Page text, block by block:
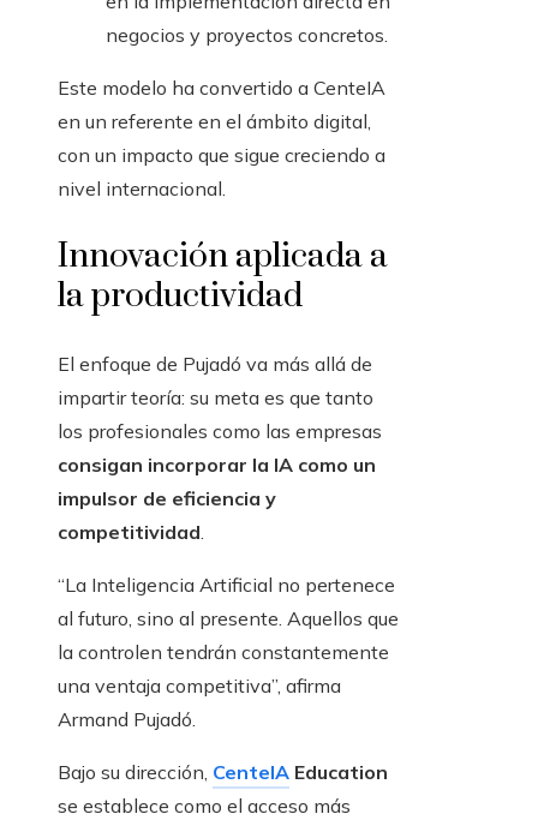
negocios y proyectos concretos.
Este modelo ha convertido a CenteIA
en un referente en el ámbito digital,
con un impacto que sigue creciendo a
nivel internacional.
Innovación aplicada a
la productividad
El enfoque de Pujadó va más allá de
impartir teoría: su meta es que tanto
los profesionales como las empresas
consigan incorporar la IA como un
impulsor de eficiencia y
competitividad.
“La Inteligencia Artificial no pertenece
al futuro, sino al presente. Aquellos que
la controlen tendrán constantemente
una ventaja competitiva”, afirma
Armand Pujadó.
Bajo su dirección, CenteIA Education
se establece como el acceso más